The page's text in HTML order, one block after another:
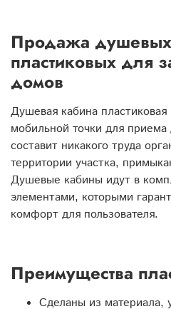
Продажа
пластиковых для
домов
Душевая кабина
мобильной точки для
составит никакого труда
территории участка,
Душевые кабины идут в
элементами, которыми
комфорт для пользователя.
Преимущества
Сделаны из материала,